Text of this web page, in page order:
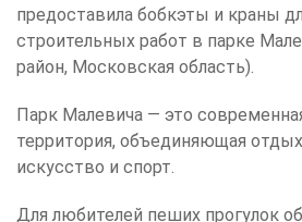
предоставила бобкэты и краны
строительных работ в парке
район, Московская область).
Парк Малевича — это
территория, объединяющая
искусство и спорт.
Для любителей пеших прогулок